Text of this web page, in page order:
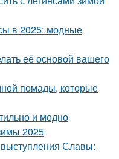
в 2025: модные
её основой вашего
помады, которые
и модно
2025
Славы: